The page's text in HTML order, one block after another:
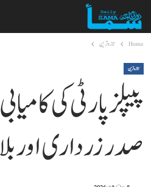
Home تازہ ترین
تازہ ترین
پیپلز پارٹی کی
صدر زرداری اور